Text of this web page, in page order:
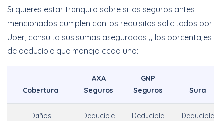
Si quieres estar tranquilo sobre si los seguros antes
mencionados cumplen con los requisitos solicitados por
Uber, consulta sus sumas aseguradas y los porcentajes
de deducible que maneja cada uno:
Cobertura
AXA
Seguros
GNP
Seguros
Sura
Daños
Deducible
Deducible
Deducible